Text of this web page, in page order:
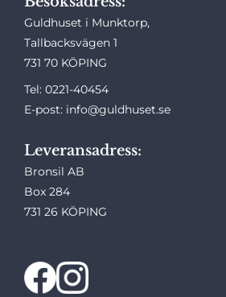
Guldhuset i Munktorp,
Tallbacksvägen 1
731 70 KÖPING
Tel: 0221-40454
E-post: info@guldhuset.se
Leveransadress:
Bronsil AB
Box 284
731 26 KÖPING